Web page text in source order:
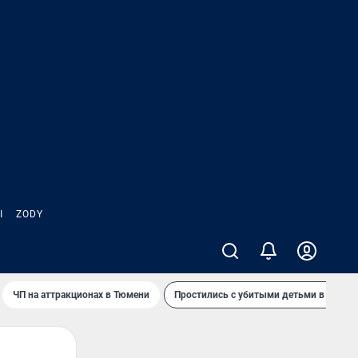
ZODY
ЧП на аттракционах в Тюмени Простились с убитыми детьми в